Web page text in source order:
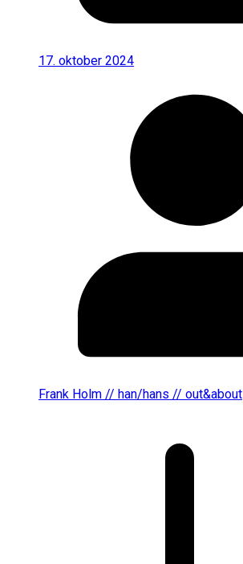
17. oktober 2024
Frank Holm // han/hans // out&about